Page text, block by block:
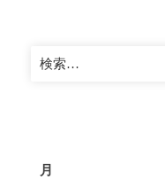
検
索:
月